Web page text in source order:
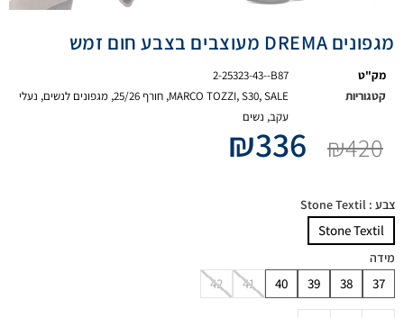
מגפונים DREMA מעוצבים בצבע חום זמש
מק"ט
2-25323-43--B87
קטגוריות
MARCO TOZZI,S30,SALE
, חורף 25/26 , מגפונים לנשים, נעלי
עקב, נשים
₪420
₪336
צבע : Stone Textil
Stone Textil
מידה
37
38
39
40
41
42